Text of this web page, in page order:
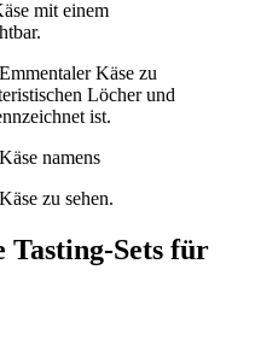
Tasting-Sets für